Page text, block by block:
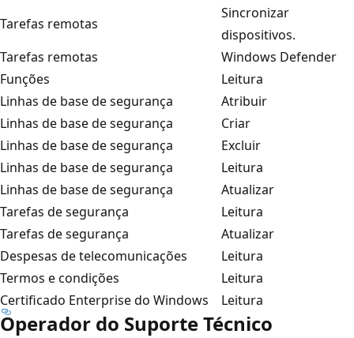
Tarefas remotas
Sincronizar
dispositivos.
Tarefas remotas
Windows Defender
Funções
Leitura
Linhas de base de segurança
Atribuir
Linhas de base de segurança
Criar
Linhas de base de segurança
Excluir
Linhas de base de segurança
Leitura
Linhas de base de segurança
Atualizar
Tarefas de segurança
Leitura
Tarefas de segurança
Atualizar
Despesas de telecomunicações
Leitura
Termos e condições
Leitura
Certificado Enterprise do Windows
Leitura
Operador do Suporte Técnico